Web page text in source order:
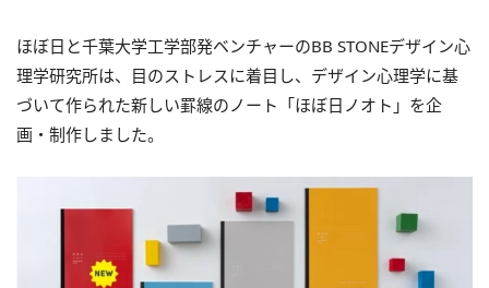
ほぼ日と千葉大学工学部発ベンチャーのBB STONEデザイン心
理学研究所は、目のストレスに着目し、デザイン心理学に基
づいて作られた新しい罫線のノート「ほぼ日ノオト」を企
画・制作しました。